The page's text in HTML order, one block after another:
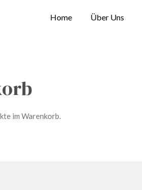
Home Über Uns
im Warenkorb.